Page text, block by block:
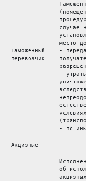
Таможенный
перевозчик
случае
место
-
-
- по
Акцизные
об